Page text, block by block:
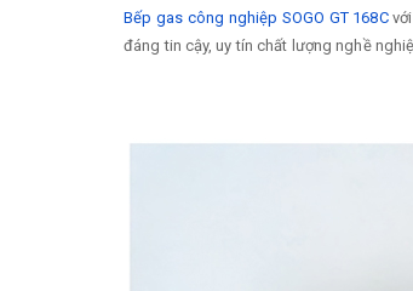
Bếp gas công nghiệp SOGO GT 168Cvới
đáng tin cậy, uy tín chất lượng nghề